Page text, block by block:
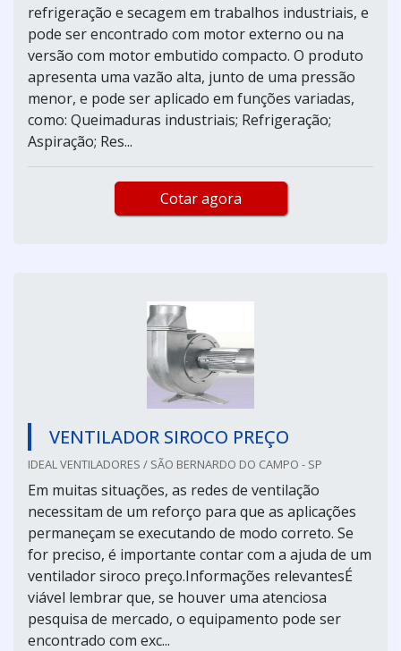
refrigeração e secagem em trabalhos industriais, e
pode ser encontrado com motor externo ou na
versão com motor embutido compacto. O produto
apresenta uma vazão alta, junto de uma pressão
menor, e pode ser aplicado em funções variadas,
como: Queimaduras industriais; Refrigeração;
Aspiração; Res...
Cotar agora
VENTILADOR SIROCO PREÇO
IDEAL VENTILADORES / SÃO BERNARDO DO CAMPO - SP
Em muitas situações, as redes de ventilação
necessitam de um reforço para que as aplicações
permaneçam se executando de modo correto. Se
for preciso, é importante contar com a ajuda de um
ventilador siroco preço.Informações relevantesÉ
viável lembrar que, se houver uma atenciosa
pesquisa de mercado, o equipamento pode ser
encontrado com exc...